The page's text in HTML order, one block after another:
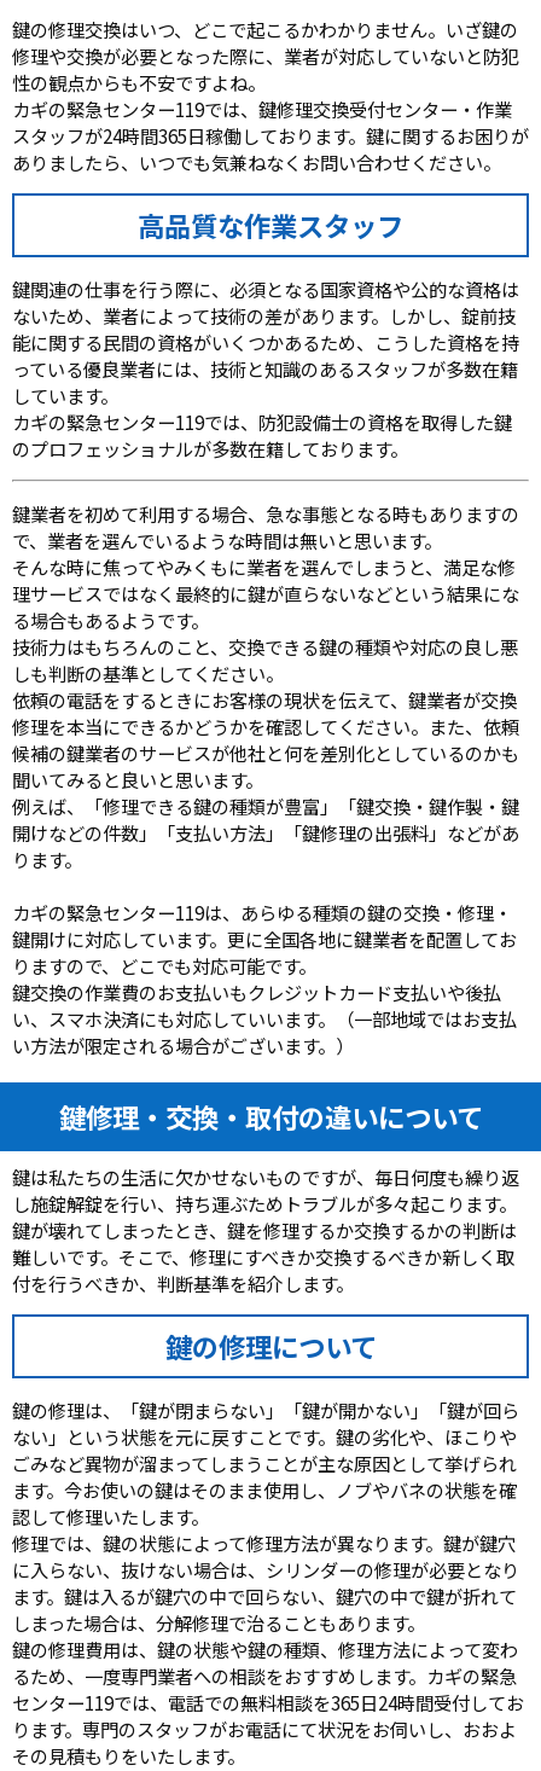
鍵の修理交換はいつ、どこで起こるかわかりません。いざ鍵の
修理や交換が必要となった際に、業者が対応していないと防犯
性の観点からも不安ですよね。
カギの緊急センター119では、鍵修理交換受付センター・作業
スタッフが24時間365日稼働しております。鍵に関するお困りが
ありましたら、いつでも気兼ねなくお問い合わせください。
高品質な作業スタッフ
鍵関連の仕事を行う際に、必須となる国家資格や公的な資格は
ないため、業者によって技術の差があります。しかし、錠前技
能に関する民間の資格がいくつかあるため、こうした資格を持
っている優良業者には、技術と知識のあるスタッフが多数在籍
しています。
カギの緊急センター119では、防犯設備士の資格を取得した鍵
のプロフェッショナルが多数在籍しております。
鍵業者を初めて利用する場合、急な事態となる時もありますの
で、業者を選んでいるような時間は無いと思います。
そんな時に焦ってやみくもに業者を選んでしまうと、満足な修
理サービスではなく最終的に鍵が直らないなどという結果にな
る場合もあるようです。
技術力はもちろんのこと、交換できる鍵の種類や対応の良し悪
しも判断の基準としてください。
依頼の電話をするときにお客様の現状を伝えて、鍵業者が交換
修理を本当にできるかどうかを確認してください。また、依頼
候補の鍵業者のサービスが他社と何を差別化としているのかも
聞いてみると良いと思います。
例えば、「修理できる鍵の種類が豊富」「鍵交換・鍵作製・鍵
開けなどの件数」「支払い方法」「鍵修理の出張料」などがあ
ります。
カギの緊急センター119は、あらゆる種類の鍵の交換・修理・
鍵開けに対応しています。更に全国各地に鍵業者を配置してお
りますので、どこでも対応可能です。
鍵交換の作業費のお支払いもクレジットカード支払いや後払
い、スマホ決済にも対応していいます。（一部地域ではお支払
い方法が限定される場合がございます。）
鍵修理・交換・取付の違いについて
鍵は私たちの生活に欠かせないものですが、毎日何度も繰り返
し施錠解錠を行い、持ち運ぶためトラブルが多々起こります。
鍵が壊れてしまったとき、鍵を修理するか交換するかの判断は
難しいです。そこで、修理にすべきか交換するべきか新しく取
付を行うべきか、判断基準を紹介します。
鍵の修理について
鍵の修理は、「鍵が閉まらない」「鍵が開かない」「鍵が回ら
ない」という状態を元に戻すことです。鍵の劣化や、ほこりや
ごみなど異物が溜まってしまうことが主な原因として挙げられ
ます。今お使いの鍵はそのまま使用し、ノブやバネの状態を確
認して修理いたします。
修理では、鍵の状態によって修理方法が異なります。鍵が鍵穴
に入らない、抜けない場合は、シリンダーの修理が必要となり
ます。鍵は入るが鍵穴の中で回らない、鍵穴の中で鍵が折れて
しまった場合は、分解修理で治ることもあります。
鍵の修理費用は、鍵の状態や鍵の種類、修理方法によって変わ
るため、一度専門業者への相談をおすすめします。カギの緊急
センター119では、電話での無料相談を365日24時間受付してお
ります。専門のスタッフがお電話にて状況をお伺いし、おおよ
その見積もりをいたします。